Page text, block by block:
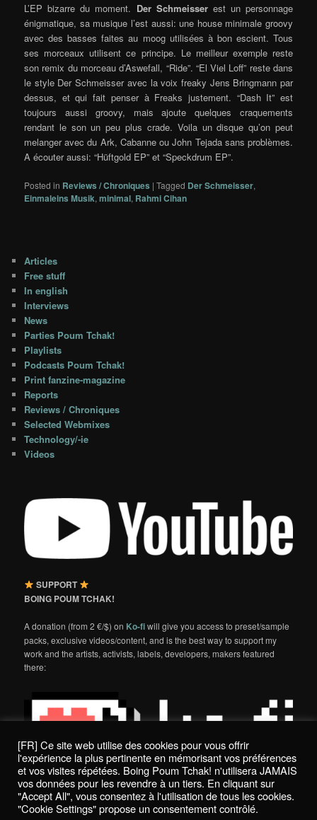
L’EP bizarre du moment. Der Schmeisser est un personnage
énigmatique, sa musique l’est aussi: une house minimale groovy
avec des basses faites au moog utilisées à bon escient. Tous
ses morceaux utilisent ce principe. Le meilleur exemple reste
son remix du morceau d’Aswefall, “Ride”. “El Viel Loff” reste dans
le style Der Schmeisser avec la voix freaky Jens Bringmann par
dessus, et qui fait penser à Freaks justement. “Dash It” est
toujours aussi groovy, mais ajoute quelques craquements
rendant le son un peu plus crade. Voila un disque qu’on peut
melanger avec du Ark, Cabanne ou John Tejada sans problèmes.
A écouter aussi: “Hüftgold EP” et “Speckdrum EP”.
Posted in Reviews / Chroniques |Tagged Der Schmeisser,
Einmaleins Musik,minimal, Rahmi Cihan
Articles
Free stuff
In english
Interviews
News
Parties Poum Tchak!
Playlists
Podcasts Poum Tchak!
Print fanzine-magazine
Reports
Reviews / Chroniques
Selected Webmixes
Technology/-ie
Videos
SUPPORT
BOING POUM TCHAK!
A donation (from 2 €/$) on Ko-fiwill give you access to preset/sample
packs, exclusive videos/content, and is the best way to support my
work and the artists, activists, labels, developers, makers featured
there:
Politique de confidentialité / Privacy Policy
[FR] Ce site web utilise des cookies pour vous offrir
l'expérience la plus pertinente en mémorisant vos préférences
et vos visites répétées. Boing Poum Tchak! n'utilisera JAMAIS
vos données pour les revendre à un tiers. En cliquant sur
"Accept All", vous consentez à l'utilisation de tous les cookies.
"Cookie Settings" propose un consentement contrôlé.